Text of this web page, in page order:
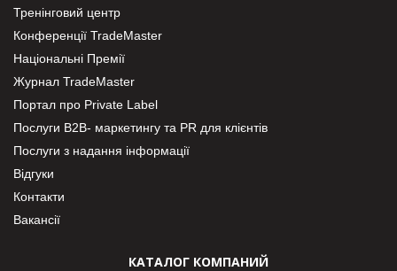
Тренінговий центр
Конференції TradeMaster
Національні Премії
Журнал TradeMaster
Портал про Private Label
Послуги В2В- маркетингу та PR для клієнтів
Послуги з надання інформації
Відгуки
Контакти
Вакансії
КАТАЛОГ КОМПАНИЙ